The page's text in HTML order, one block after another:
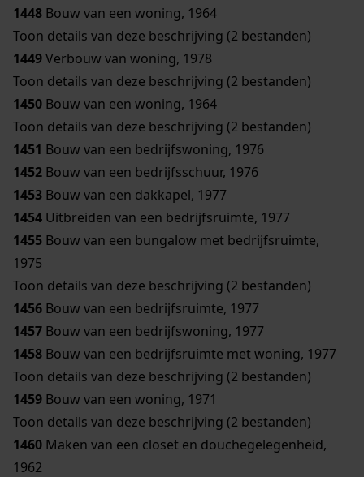
1448 Bouw van een woning, 1964
Toon details van deze beschrijving (2 bestanden)
1449Verbouw van woning, 1978
Toon details van deze beschrijving (2 bestanden)
1450 Bouw van een woning, 1964
Toon details van deze beschrijving (2 bestanden)
1451 Bouw van een bedrijfswoning, 1976
1452 Bouw van een bedrijfsschuur, 1976
1453 Bouw van een dakkapel, 1977
1454 Uitbreiden van een bedrijfsruimte, 1977
1455 Bouw van een bungalow met bedrijfsruimte,
1975
Toon details van deze beschrijving (2 bestanden)
1456 Bouw van een bedrijfsruimte, 1977
1457 Bouw van een bedrijfswoning, 1977
1458 Bouw van een bedrijfsruimte met woning, 1977
Toon details van deze beschrijving (2 bestanden)
1459 Bouw van een woning, 1971
Toon details van deze beschrijving (2 bestanden)
1460 Maken van een closet en douchegelegenheid,
1962